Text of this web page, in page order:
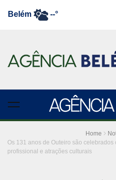
Belém --°
Home
Os 131 anos de Outeiro são
profissional e atrações culturais